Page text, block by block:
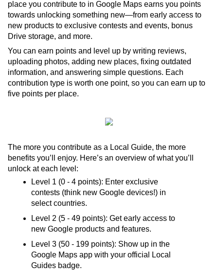
place you contribute to in Google Maps earns you points
towards unlocking something new—from early access to
new products to exclusive contests and events, bonus
Drive storage, and more.
You can earn points and level up by writing reviews,
uploading photos, adding new places, fixing outdated
information, and answering simple questions. Each
contribution type is worth one point, so you can earn up to
five points per place.
The more you contribute as a Local Guide, the more
benefits you’ll enjoy. Here’s an overview of what you’ll
unlock at each level:
Level 1 (0 - 4 points): Enter exclusive
contests (think new Google devices!) in
select countries.
Level 2 (5 - 49 points): Get early access to
new Google products and features.
Level 3 (50 - 199 points): Show up in the
Google Maps app with your official Local
Guides badge.